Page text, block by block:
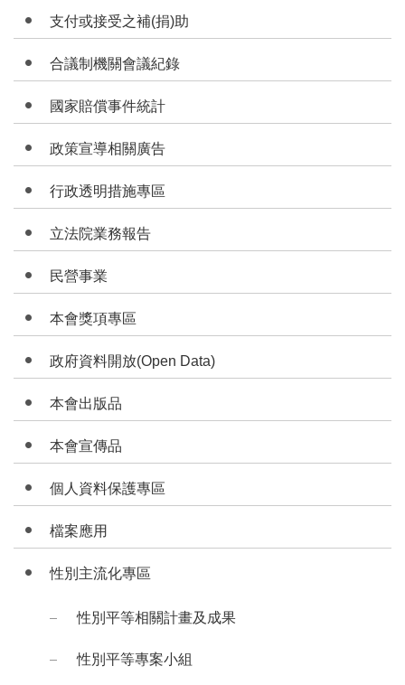
支付或接受之補(捐)助
合議制機關會議紀錄
國家賠償事件統計
政策宣導相關廣告
行政透明措施專區
立法院業務報告
民營事業
本會獎項專區
政府資料開放(Open Data)
本會出版品
本會宣傳品
個人資料保護專區
檔案應用
性別主流化專區
性別平等相關計畫及成果
性別平等專案小組